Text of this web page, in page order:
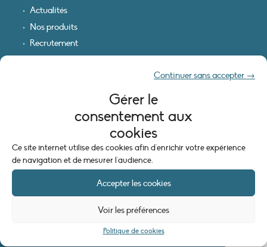
Gérer le
consentement aux
cookies
Ce site internet utilise des cookies afin d'enrichir votre expérience
de navigation et de mesurer l'audience.
Accepter les cookies
Continuer sans accepter →
Voir les préférences
Politique de cookies
Actualités
Nos produits
Recrutement
INFORMATIONS LÉGALES
Mentions légales
Politique de cookies (UE)